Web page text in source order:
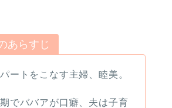
あらすじ
ートをこなす主婦、睦美。
でババアが口癖、夫は子育